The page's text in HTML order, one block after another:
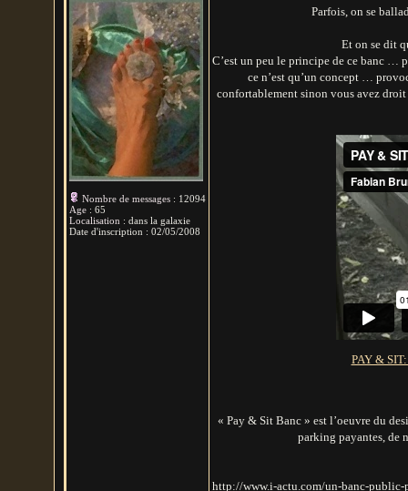
Nombre de messages : 12094
Age : 65
Localisation : dans la galaxie
Date d'inscription : 02/05/2008
Parfois, on se
Et on se dit
C’est un peu le principe de ce banc …
ce n’est qu’un concept …
confortablement sinon vous avez
PAY &
« Pay & Sit Banc » est l’oeuvre du
parking payantes, de
http://www.i-actu.com/un-banc-public-